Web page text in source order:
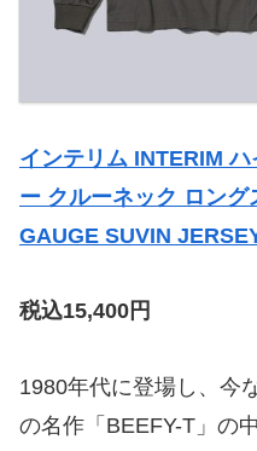
インテリム INTERIM
ー クルーネック ロン
GAUGE SUVIN
税込15,400円
1980年代に登場し、今
の名作「BEEFY-T」の